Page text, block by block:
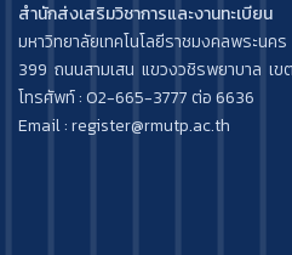
สำนักส่งเสริมวิชาการและงานทะเบียน
มหาวิทยาลัยเทคโนโลยีราชมงคลพระนคร
399 ถนนสามเสน แขวงวชิรพยาบาล เ
โทรศัพท์ : 02-665-3777 ต่อ 6636
Email : register@rmutp.ac.th